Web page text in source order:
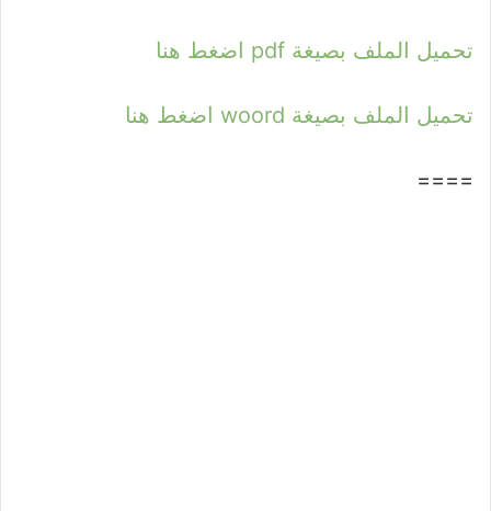
تحميل الملف بصيغة pdf اضغط هنا
تحميل الملف بصيغة woord اضغط هنا
====